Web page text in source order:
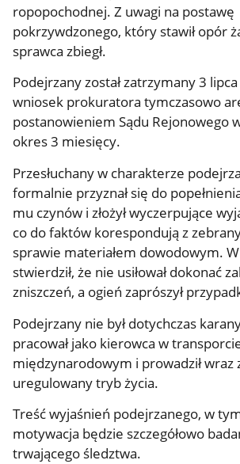
ropopochodnej. Z uwagi na postawę
pokrzywdzonego, który stawił opór
sprawca zbiegł.
Podejrzany został zatrzymany 3
wniosek prokuratora tymczasowo
postanowieniem Sądu Rejonowego
okres 3 miesięcy.
Przesłuchany w charakterze
formalnie przyznał się do
mu czynów i złożył wyczerpujące
co do faktów korespondują z
sprawie materiałem dowodowym.
stwierdził, że nie usiłował dokonać
zniszczeń, a ogień zaprószył
Podejrzany nie był dotychczas
pracował jako kierowca w
międzynarodowym i prowadził wraz
uregulowany tryb życia.
Treść wyjaśnień podejrzanego, w
motywacja będzie szczegółowo
trwającego śledztwa.